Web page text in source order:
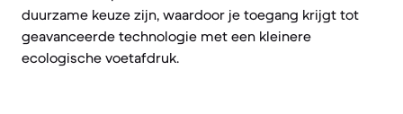
duurzame keuze zijn, waardoor je toegang krijgt tot
geavanceerde technologie met een kleinere
ecologische voetafdruk.